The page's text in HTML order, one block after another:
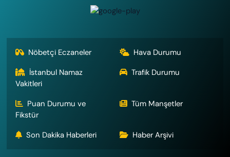
Nöbetçi Eczaneler
Hava Durumu
İstanbul Namaz
Vakitleri
Trafik Durumu
Puan Durumu ve
Fikstür
Tüm Manşetler
Son Dakika Haberleri Haber Arşivi